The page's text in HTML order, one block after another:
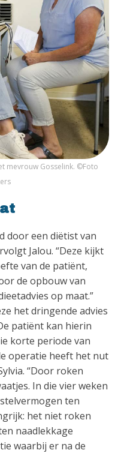
mevrouw Gosselink. ©Foto
door een diëtist van
Jalou. “Deze kijkt
van de patiënt,
de opbouw van
op maat.”
het dringende advies
patiënt kan hierin
korte periode van
operatie heeft het nut
“Door roken
In die vier weken
ten
het niet roken
naadlekkage
waarbij er na de